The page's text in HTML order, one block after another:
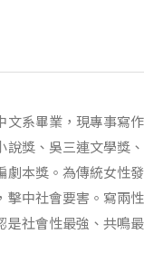
文系畢業，現專事寫
說獎、吳三連文學獎
劇本獎。為傳統女性
擊中社會要害。寫兩
是社會性最強、共鳴